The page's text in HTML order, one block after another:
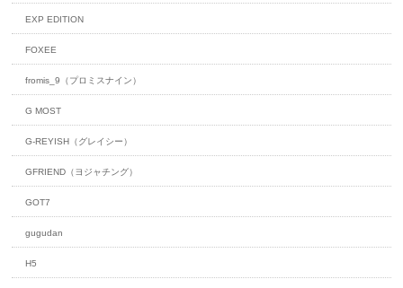
EXP EDITION
FOXEE
fromis_9（プロミスナイン）
G MOST
G-REYISH（グレイシー）
GFRIEND（ヨジャチング）
GOT7
gugudan
H5